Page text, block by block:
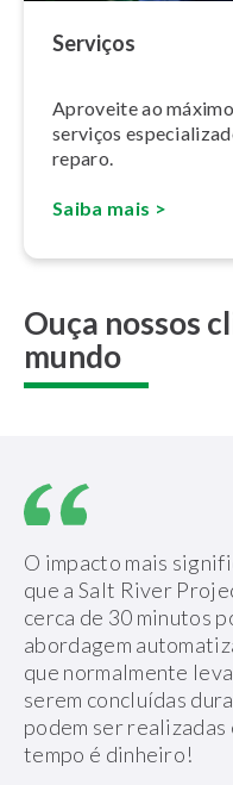
Serviços
Aproveite ao
serviços
reparo.
Saiba mais >
Ouça nossos
mundo
O impacto mais
que a Salt River
cerca de 30 minutos
abordagem
que normalmente
serem concluídas
podem ser realizadas
tempo é dinheiro!